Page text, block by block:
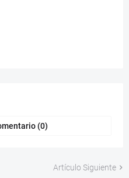
(0)
Artículo Siguiente